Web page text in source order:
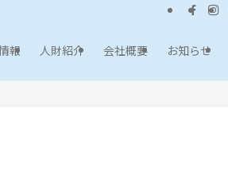
報 人財紹介 会社概要 お知らせ